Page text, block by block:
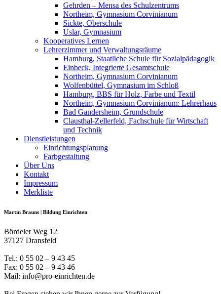
Gehrden – Mensa des Schulzentrums
Northeim, Gymnasium Corvinianum
Sickte, Oberschule
Uslar, Gymnasium
Kooperatives Lernen
Lehrerzimmer und Verwaltungsräume
Hamburg, Staatliche Schule für Sozialpädagogik
Einbeck, Integrierte Gesamtschule
Northeim, Gymnasium Corvinianum
Wolfenbüttel, Gymnasium im Schloß
Hamburg, BBS für Holz, Farbe und Textil
Northeim, Gymnasium Corvinianum: Lehrerhaus
Bad Gandersheim, Grundschule
Clausthal-Zellerfeld, Fachschule für Wirtschaft
und Technik
Dienstleistungen
Einrichtungsplanung
Farbgestaltung
Über Uns
Kontakt
Impressum
Merkliste
Martin Brauns | Bildung Einrichten
Bördeler Weg 12
37127 Dransfeld
Tel.: 0 55 02 – 9 43 45
Fax: 0 55 02 – 9 43 46
Mail: info@pro-einrichten.de